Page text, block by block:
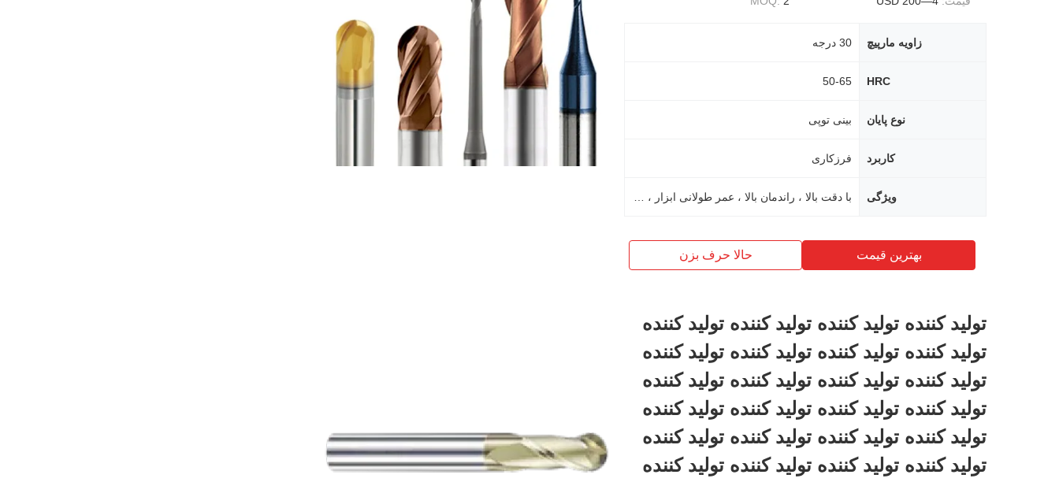
زاویه مارپیچ 30 درجه
HRC
50-65
نوع پایان بینی توپی
کاربرد فرزکاری
ویژگی
بهترین قیمت حالا حرف بزن
توليد کننده توليد کننده توليد کننده توليد کننده
توليد کننده توليد کننده توليد کننده توليد کننده
توليد کننده توليد کننده توليد کننده توليد کننده
توليد کننده توليد کننده توليد کننده توليد کننده
توليد کننده توليد کننده توليد کننده توليد کننده
توليد کننده توليد کننده توليد کننده توليد کننده